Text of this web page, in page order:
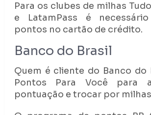
Para os clubes de milhas
e LatamPass é
pontos no cartão de crédito.
Banco do Brasil
Quem é cliente do Banco do
Pontos Para Você para
pontuação e trocar por